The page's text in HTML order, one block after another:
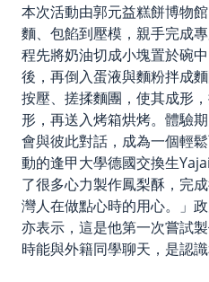
本次活動由郭元益糕餅博物
麵、包餡到壓模，親手完成
程先將奶油切成小塊置於碗
後，再倒入蛋液與麵粉拌成
按壓、搓揉麵團，使其成形
形，再送入烤箱烘烤。體驗
會與彼此對話，成為一個輕
動的逢甲大學德國交換生
了很多心力製作鳳梨酥，完
灣人在做點心時的用心。」
亦表示，這是他第一次嘗試
時能與外籍同學聊天，是認識